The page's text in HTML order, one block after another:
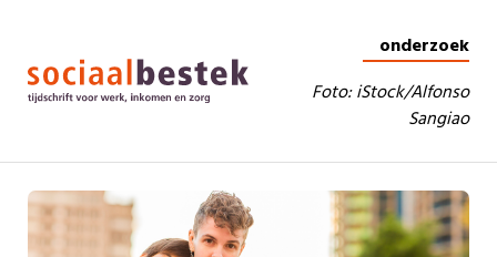
onderzoek
Foto: iStock/Alfonso
Sangiao